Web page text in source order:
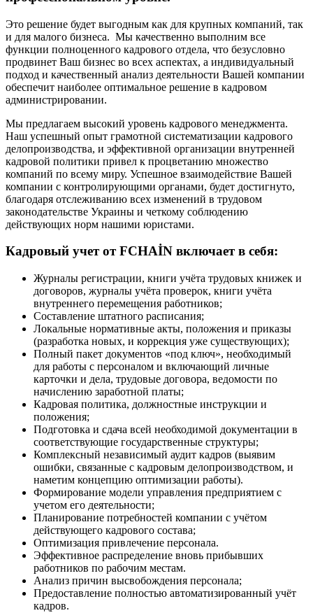
Это решение будет выгодным как для крупных компаний, так
и для малого бизнеса. Мы качественно выполним все
функции полноценного кадрового отдела, что безусловно
продвинет Ваш бизнес во всех аспектах, а индивидуальный
подход и качественный анализ деятельности Вашей компании
обеспечит наиболее оптимальное решение в кадровом
администрировании.
Мы предлагаем высокий уровень кадрового менеджмента.
Наш успешный опыт грамотной систематизации кадрового
делопроизводства, и эффективной организации внутренней
кадровой политики привел к процветанию множество
компаний по всему миру. Успешное взаимодействие Вашей
компании с контролирующими органами, будет достигнуто,
благодаря отслеживанию всех изменений в трудовом
законодательстве Украины и четкому соблюдению
действующих норм нашими юристами.
Кадровый учет от FСHAİN включает в себя:
Журналы регистрации, книги учёта трудовых книжек и
договоров, журналы учёта проверок, книги учёта
внутреннего перемещения работников;
Составление штатного расписания;
Локальные нормативные акты, положения и приказы
(разработка новых, и коррекция уже существующих);
Полный пакет документов «под ключ», необходимый
для работы с персоналом и включающий личные
карточки и дела, трудовые договора, ведомости по
начислению заработной платы;
Кадровая политика, должностные инструкции и
положения;
Подготовка и сдача всей необходимой документации в
соответствующие государственные структуры;
Комплексный независимый аудит кадров (выявим
ошибки, связанные с кадровым делопроизводством, и
наметим концепцию оптимизации работы).
Формирование модели управления предприятием с
учетом его деятельности;
Планирование потребностей компании с учётом
действующего кадрового состава;
Оптимизация привлечение персонала.
Эффективное распределение вновь прибывших
работников по рабочим местам.
Анализ причин высвобождения персонала;
Предоставление полностью автоматизированный учёт
кадров.